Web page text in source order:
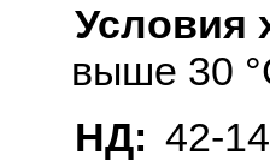
Условия
выше 30
НД: 42-